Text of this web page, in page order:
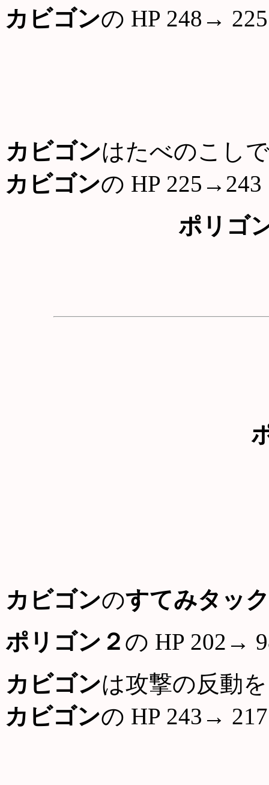
カビゴンの HP 248→ 225
カビゴンはたべのこし
カビゴンの HP 225→243
ポリゴ
カビゴンのすてみタッ
ポリゴン２ の HP 202→
カビゴンは攻撃の反動
カビゴンの HP 243→ 217